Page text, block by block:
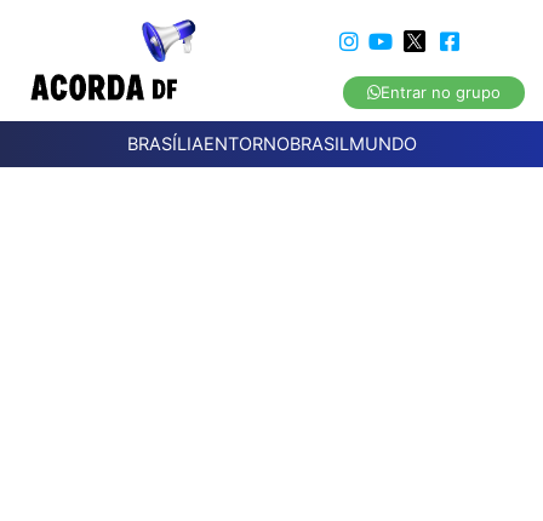
Entrar no grupo
BRASÍLIAENTORNOBRASILMUNDO